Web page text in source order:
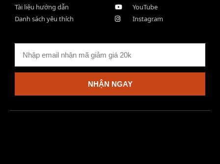
Tài liệu hướng dẫn
Danh sách yêu thích
YouTube
Instagram
NHẬN NGAY